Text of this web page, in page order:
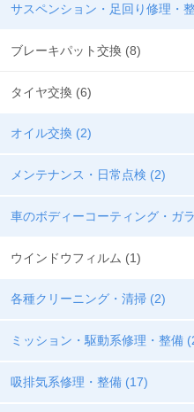
サスペンション・足回り修理・
ブレーキパット交換 (8)
タイヤ交換 (6)
オイル交換 (2)
メンテナンス・日常点検 (2)
車のボディーコーティング・ガ
ウインドウフィルム (1)
各種クリーニング・清掃 (2)
ミッション・駆動系修理・整備
吸排気系修理・整備 (17)